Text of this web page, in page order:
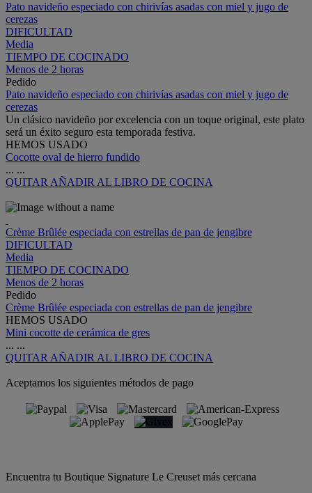
Pato navideño especiado con chirivías asadas con miel y jugo de
cerezas
DIFICULTAD
Media
TIEMPO DE COCINADO
Menos de 2 horas
Pedido
Pato navideño especiado con chirivías asadas con miel y jugo de
cerezas
Un clásico navideño por excelencia con un toque original, este plato
será un éxito seguro esta temporada festiva.
HEMOS USADO
Cocotte oval de hierro fundido
... ...
QUITAR AÑADIR AL LIBRO DE COCINA
Crème Brûlée especiada con estrellas de pan de jengibre
DIFICULTAD
Media
TIEMPO DE COCINADO
Menos de 2 horas
Pedido
Crème Brûlée especiada con estrellas de pan de jengibre
HEMOS USADO
Mini cocotte de cerámica de gres
... ...
QUITAR AÑADIR AL LIBRO DE COCINA
Aceptamos los siguientes métodos de pago
Encuentra tu Boutique Signature Le Creuset más cercana